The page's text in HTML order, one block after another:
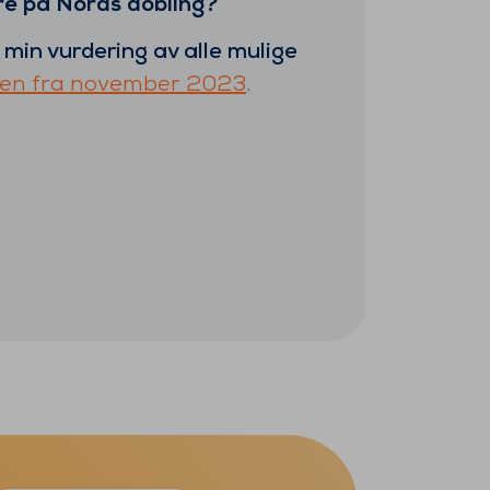
på Nords dobling?
min vurdering av alle mulige
fra november 2023.